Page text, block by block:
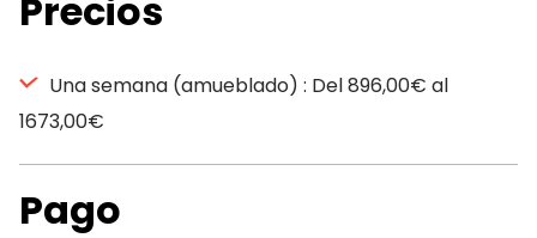
Precios
Una semana (amueblado) : Del 896,00€ al
1673,00€
Pago